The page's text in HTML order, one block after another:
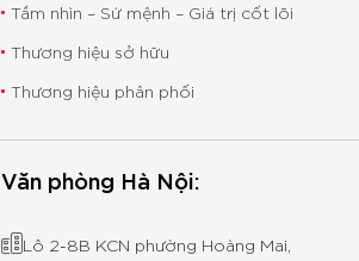
Tầm nhìn – Sứ mệnh – Giá trị cốt lõi
Thương hiệu sở hữu
Thương hiệu phân phối
Văn phòng Hà Nội:
Lô 2-8B KCN phường Hoàng Mai,